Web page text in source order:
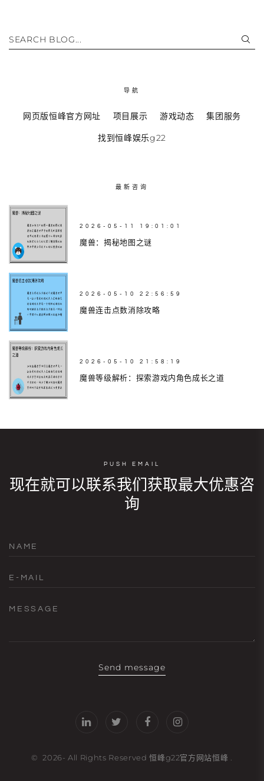
SEARCH BLOG...
导航
网页版恒峰官方网址 项目展示 游戏动态 集团服务
找到恒峰娱乐g22
最新咨询
2026-05-11 19:01:01
魔兽：揭秘地图之谜
2026-05-10 22:56:59
魔兽连击点数消除攻略
2026-05-10 21:58:19
魔兽等级解析：探索游戏内角色成长之道
PUSH EMAIL
现在就可以联系我们获取最大优惠咨
询
NAME
E-MAIL
MESSAGE
Send message
© 2026- All Rights Reserved恒峰g22官方网站恒峰